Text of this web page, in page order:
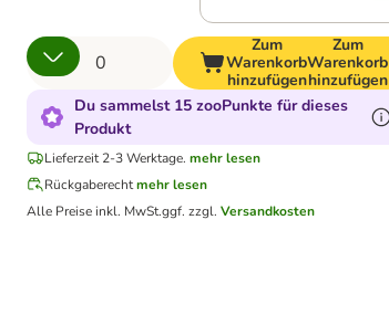
Zum
Warenkorb
hinzufügen
Zum
Warenkorb
hinzufügen
Du sammelst 15 zooPunkte für dieses
Produkt
Lieferzeit 2-3 Werktage. mehr lesen
Rückgaberechtmehr lesen
Alle Preise inkl. MwSt.ggf. zzgl.Versandkosten